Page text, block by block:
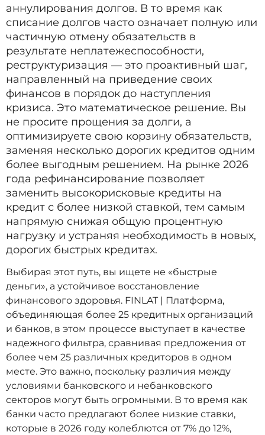
аннулирования долгов. В то время как
списание долгов часто означает полную или
частичную отмену обязательств в
результате неплатежеспособности,
реструктуризация — это проактивный шаг,
направленный на приведение своих
финансов в порядок до наступления
кризиса. Это математическое решение. Вы
не просите прощения за долги, а
оптимизируете свою корзину обязательств,
заменяя несколько дорогих кредитов одним
более выгодным решением. На рынке 2026
года рефинансирование позволяет
заменить высокорисковые кредиты на
кредит с более низкой ставкой, тем самым
напрямую снижая общую процентную
нагрузку и устраняя необходимость в новых,
дорогих быстрых кредитах.
Выбирая этот путь, вы ищете не «быстрые
деньги», а устойчивое восстановление
финансового здоровья. FINLAT | Платформа,
объединяющая более 25 кредитных организаций
и банков, в этом процессе выступает в качестве
надежного фильтра, сравнивая предложения от
более чем 25 различных кредиторов в одном
месте. Это важно, поскольку различия между
условиями банковского и небанковского
секторов могут быть огромными. В то время как
банки часто предлагают более низкие ставки,
которые в 2026 году колеблются от 7% до 12%,